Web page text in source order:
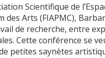
Scientifique de
des Arts (FIAPMC),
de recherche, entre
Cette conférence se
petites saynètes